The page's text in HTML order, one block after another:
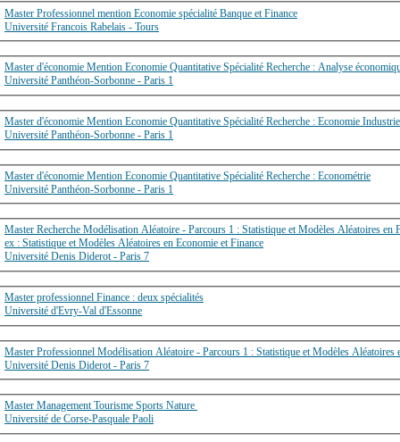
Master Professionnel mention Economie spécialité Banque et Finance
Université Francois Rabelais - Tours
Master d'économie Mention Economie Quantitative Spécialité Recherche : Analyse
Université Panthéon-Sorbonne - Paris 1
Master d'économie Mention Economie Quantitative Spécialité Recherche : Economie
Université Panthéon-Sorbonne - Paris 1
Master d'économie Mention Economie Quantitative Spécialité Recherche : Econométrie
Université Panthéon-Sorbonne - Paris 1
Master Recherche Modélisation Aléatoire - Parcours 1 : Statistique et Modèles Aléatoires en
ex : Statistique et Modèles Aléatoires en Economie et Finance
Université Denis Diderot - Paris 7
Master professionnel Finance : deux spécialités
Université d'Evry-Val d'Essonne
Master Professionnel Modélisation Aléatoire - Parcours 1 : Statistique et Modèles Aléatoires
Université Denis Diderot - Paris 7
Master Management Tourisme Sports Nature
Université de Corse-Pasquale Paoli